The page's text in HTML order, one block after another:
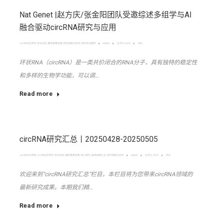
Nat Genet |赵方庆/张金阳团队受邀综述多组学与AI
融合驱动circRNA研究与应用
circRNA生物学 前沿动态 最新重要进展 研究思路与技术 研究热点跟踪 admin 五月 8, 2025 评论
​环状RNA（circRNA）是一类共价闭合的RNA分子，具有独特的稳定性
和多样的生物学功能，可以调…
Read more
circRNA研究汇总丨20250428-20250505
circRNA与疾病 circRNA生物学 前沿动态 最新重要进展 核心期刊, 每周进展汇总 研究思路与技术 admin 五月 6, 2025 评论
欢迎来到“circRNA研究汇总”栏目，本栏目将为您带来circRNA领域的
最新研究成果。本期我们精…
Read more